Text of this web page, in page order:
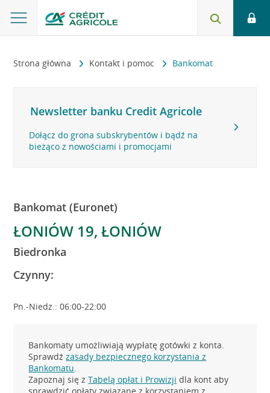
Strona główna Kontakt i pomoc Bankomat
Newsletter banku Credit Agricole
Dołącz do grona subskrybentów i bądź na
bieżąco z nowościami i promocjami
Bankomat (Euronet)
ŁONIÓW 19, ŁONIÓW
Biedronka
Czynny:
Pn.-Niedz.: 06:00-22:00
Bankomaty umożliwiają wypłatę gotówki z konta.
Sprawdźzasady bezpiecznego korzystania z
Bankomatu.
Zapoznaj się zTabelą opłat i Prowizji dla kont aby